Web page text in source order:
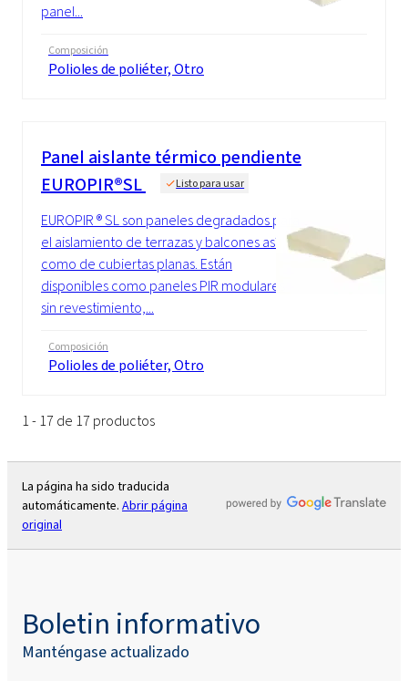
panel...
Composición
Polioles de poliéter, Otro
Panel aislante térmico pendiente
EUROPIR®SL
Listo para usar
EUROPIR ® SL son paneles degradados para
el aislamiento de terrazas y balcones así
como de cubiertas planas. Están
disponibles como paneles PIR modulares
sin revestimiento,...
Composición
Polioles de poliéter, Otro
1 - 17 de 17 productos
La página ha sido traducida
automáticamente. Abrir página
original
Boletin informativo
Manténgase actualizado